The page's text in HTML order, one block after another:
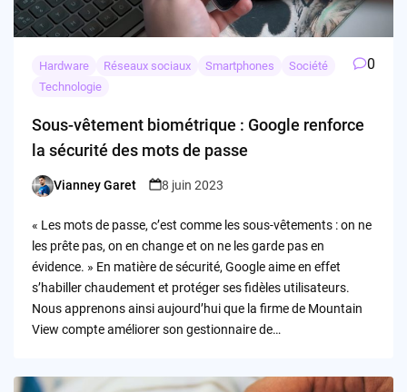
Hardware Réseaux sociaux Smartphones
Société
Technologie
0
Sous-vêtement biométrique : Google renforce
la sécurité des mots de passe
Posted
Vianney Garet 8 juin 2023
« Les mots de passe, c’est comme les sous-vêtements : on ne
les prête pas, on en change et on ne les garde pas en
évidence. » En matière de sécurité, Google aime en effet
s’habiller chaudement et protéger ses fidèles utilisateurs.
Nous apprenons ainsi aujourd’hui que la firme de Mountain
View compte améliorer son gestionnaire de…